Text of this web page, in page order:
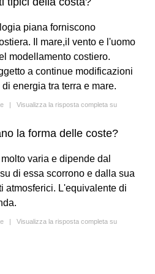
piana forniscono
Il mare,il vento e l'uomo
modellamento costiero.
a continue modificazioni
energia tra terra e mare.
| Visualizza la risposta completa su
la forma delle coste?
varia e dipende dal
di essa scorrono e dalla sua
atmosferici. L'equivalente di
| Visualizza la risposta completa su